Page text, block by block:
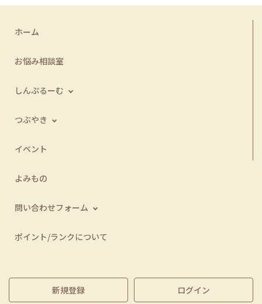
ホーム
お悩み相談室
しんぷるーむ
つぶやき
イベント
よみもの
問い合わせフォーム
ポイント/ランクについて
新規登録 ログイン